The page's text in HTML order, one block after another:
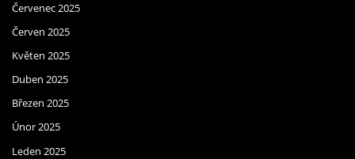
Červenec 2025
Červen 2025
Květen 2025
Duben 2025
Březen 2025
Únor 2025
Leden 2025